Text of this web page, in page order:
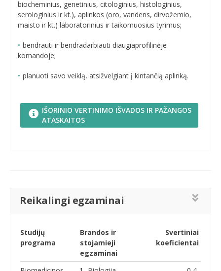
biocheminius, genetinius, citologinius, histologinius,
serologinius ir kt.), aplinkos (oro, vandens, dirvožemio,
maisto ir kt.) laboratorinius ir taikomuosius tyrimus;
bendrauti ir bendradarbiauti diaugiaprofilinėje
komandoje;
planuoti savo veiklą, atsižvelgiant į kintančią aplinką.
IŠORINIO VERTINIMO IŠVADOS IR PAŽANGOS
ATASKAITOS
Reikalingi egzaminai
Studijų
programa
Brandos ir
stojamieji
egzaminai
Svertiniai
koeficientai